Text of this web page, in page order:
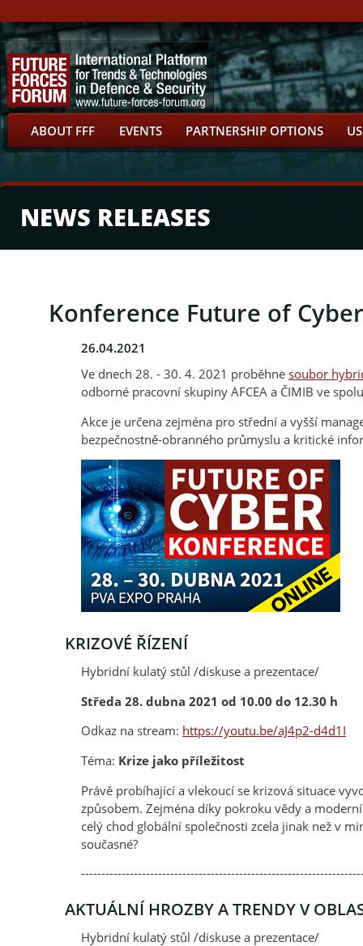
ABOUT FFF EVENTS PARTNERSHIP OPTIONS
NEWS RELEASES
Konference Future of
26.04.2021
Ve dnech 28. - 30. 4. 2021 proběhne soubor
odborné pracovní skupiny AFCEA a ČIMIB ve
Akce je určena zejména pro střední a vyšší
bezpečnostně-obranného průmyslu a kritické
KRIZOVÉ ŘÍZENÍ
Hybridní kulatý stůl /diskuse a prezentace/
Středa 28. dubna 2021 od 10.00 do 12.30 h
Odkaz na stream: https://youtu.be/aJ4p2-d4d1I
Téma: Krize jako příležitost
Právě probíhající a vlekoucí se krizová situace
způsobem. Zejména díky pokroku vědy a
celý chod globální společnosti zcela jinak než v
současné?
AKTUÁLNÍ HROZBY A TRENDY V
Hybridní kulatý stůl /diskuse a prezentace/